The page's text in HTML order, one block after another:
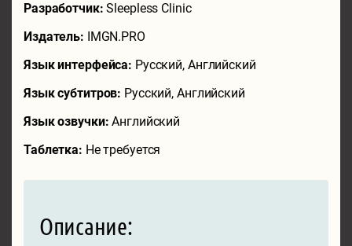
Разработчик:Sleepless Clinic
Издатель: IMGN.PRO
Язык интерфейса: Русский, Английский
Язык субтитров: Русский, Английский
Язык озвучки:Английский
Таблетка: Не требуется
Описание: